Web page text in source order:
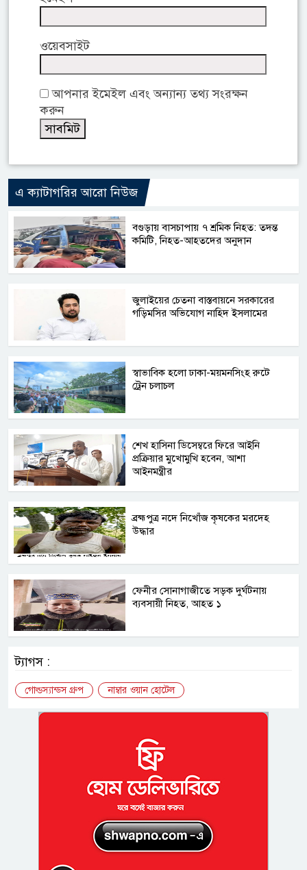
ওয়েবসাইট
আপনার ইমেইল এবং অন্যান্য তথ্য সংরক্ষন
করুন
এ ক্যাটাগরির আরো নিউজ
বগুড়ায় বাসচাপায় ৭ শ্রমিক নিহত: তদন্ত
কমিটি, নিহত-আহতদের অনুদান
জুলাইয়ের চেতনা বাস্তবায়নে সরকারের
গড়িমসির অভিযোগ নাহিদ ইসলামের
স্বাভাবিক হলো ঢাকা-ময়মনসিংহ রুটে
ট্রেন চলাচল
শেখ হাসিনা ডিসেম্বরে ফিরে আইনি
প্রক্রিয়ার মুখোমুখি হবেন, আশা
আইনমন্ত্রীর
ব্রহ্মপুত্র নদে নিখোঁজ কৃষকের মরদেহ
উদ্ধার
ফেনীর সোনাগাজীতে সড়ক দুর্ঘটনায়
ব্যবসায়ী নিহত, আহত ১
ট্যাগস :
গোল্ডস্যান্ডস গ্রুপ নাম্বার ওয়ান হোটেল